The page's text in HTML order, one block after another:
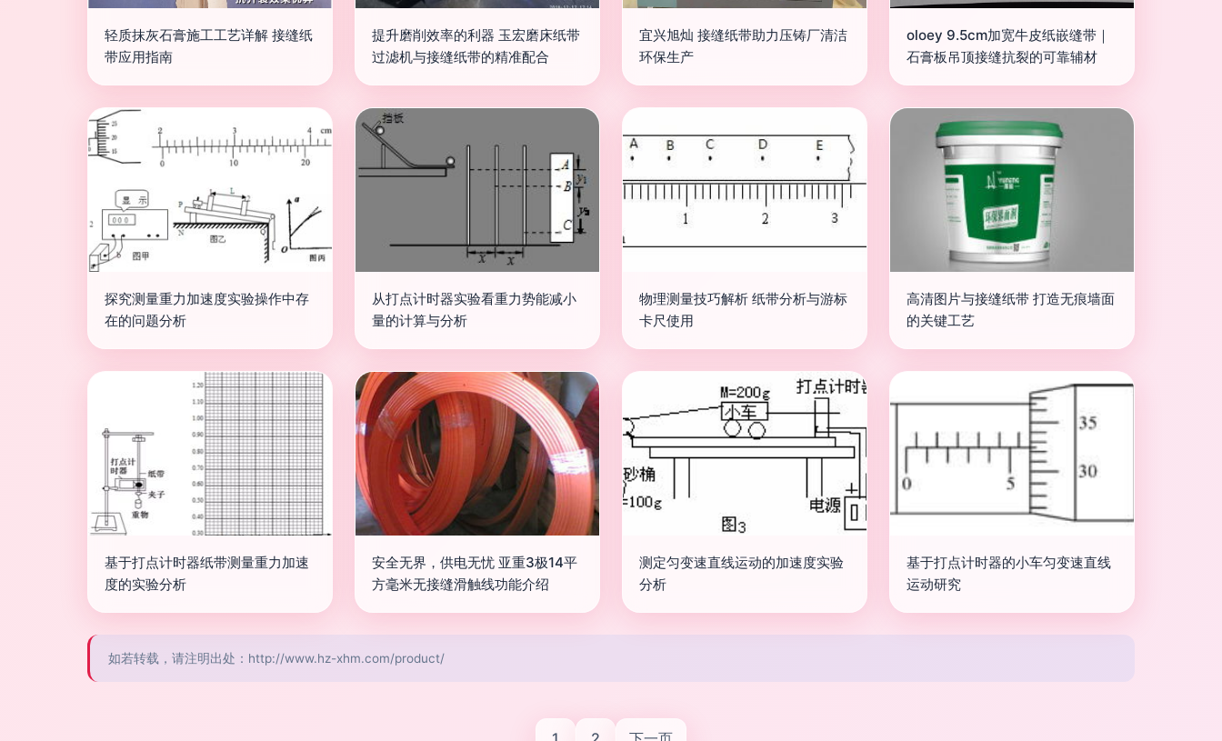
轻质抹灰石膏施工工艺详解 接缝纸
带应用指南
提升磨削效率的利器 玉宏磨床纸带
过滤机与接缝纸带的精准配合
宜兴旭灿 接缝纸带助力压铸厂清洁
环保生产
oloey 9.5cm加宽牛皮纸嵌缝带｜
石膏板吊顶接缝抗裂的可靠辅材
探究测量重力加速度实验操作中存
在的问题分析
从打点计时器实验看重力势能减小
量的计算与分析
物理测量技巧解析 纸带分析与游标
卡尺使用
高清图片与接缝纸带 打造无痕墙面
的关键工艺
基于打点计时器纸带测量重力加速
度的实验分析
安全无界，供电无忧 亚重3极14平
方毫米无接缝滑触线功能介绍
测定匀变速直线运动的加速度实验
分析
基于打点计时器的小车匀变速直线
运动研究
如若转载，请注明出处：http://www.hz-xhm.com/product/